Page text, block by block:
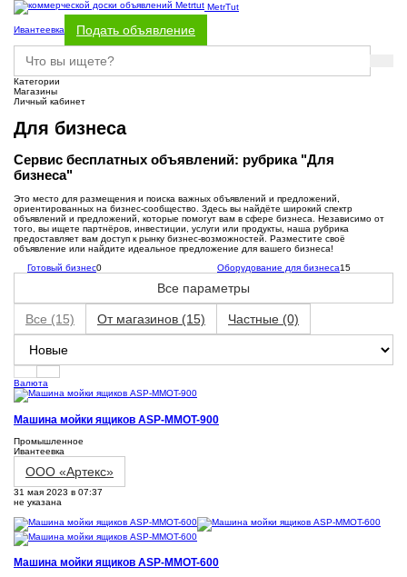
MetrTut
Ивантеевка Подать объявление
Категории
Магазины
Личный кабинет
Для бизнеса
Сервис бесплатных объявлений: рубрика "Для
бизнеса"
Это место для размещения и поиска важных объявлений и предложений,
ориентированных на бизнес-сообщество. Здесь вы найдёте широкий спектр
объявлений и предложений, которые помогут вам в сфере бизнеса. Независимо от
того, вы ищете партнёров, инвестиции, услуги или продукты, наша рубрика
предоставляет вам доступ к рынку бизнес-возможностей. Разместите своё
объявление или найдите идеальное предложение для вашего бизнеса!
Готовый бизнес0 Оборудование для бизнеса15
Все параметры
Все (15) От магазинов (15) Частные (0)
Валюта
Машина мойки ящиков ASP-MMOT-900
Промышленное
Ивантеевка
ООО «Артекс»
31 мая 2023 в 07:37
не указана
Машина мойки ящиков ASP-MMOT-600